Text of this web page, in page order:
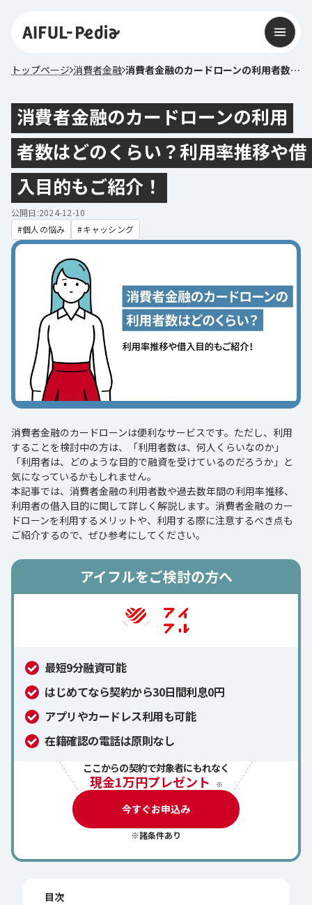
トップページ 消費者金融 消費者金融のカードローンの利用者数はどのくらい？利用率推移や借入目的もご紹介！
消費者金融のカードローンの利用
者数はどのくらい？利用率推移や借
入目的もご紹介！
公開日:2024-12-10
個人の悩み
キャッシング
消費者金融のカードローンは便利なサービスです。ただし、利用
することを検討中の方は、「利用者数は、何人くらいなのか」
「利用者は、どのような目的で融資を受けているのだろうか」と
気になっているかもしれません。
本記事では、消費者金融の利用者数や過去数年間の利用率推移、
利用者の借入目的に関して詳しく解説します。消費者金融のカー
ドローンを利用するメリットや、利用する際に注意するべき点も
ご紹介するので、ぜひ参考にしてください。
アイフルをご検討の方へ
最短9分融資可能
はじめてなら契約から30日間利息0円
アプリやカードレス利用も可能
在籍確認の電話は原則なし
ここからの契約で対象者にもれなく
現金1万円プレゼント ※
今すぐお申込み
※諸条件あり
目次